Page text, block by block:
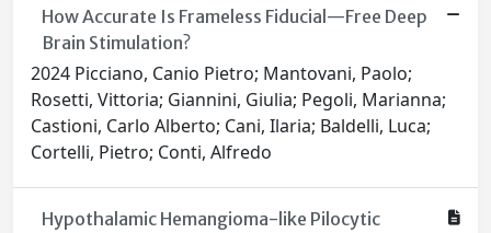
How Accurate Is Frameless Fiducial—Free Deep
Brain Stimulation?
2024 Picciano, Canio Pietro; Mantovani, Paolo;
Rosetti, Vittoria; Giannini, Giulia; Pegoli, Marianna;
Castioni, Carlo Alberto; Cani, Ilaria; Baldelli, Luca;
Cortelli, Pietro; Conti, Alfredo
Hypothalamic Hemangioma-like Pilocytic